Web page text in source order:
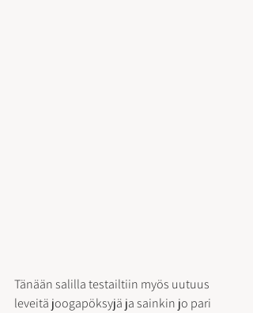
Tänään salilla testailtiin myös uutuus
leveitä joogapöksyjä ja sainkin jo pari